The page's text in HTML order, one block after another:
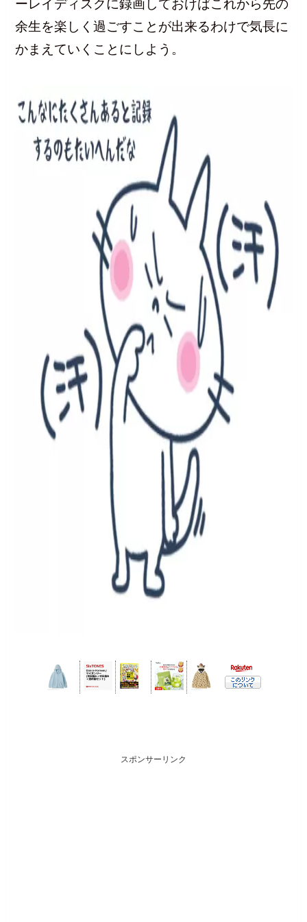
ーレイディスクに録画しておけばこれから先の
余生を楽しく過ごすことが出来るわけで気長に
かまえていくことにしよう。
スポンサーリンク